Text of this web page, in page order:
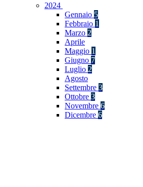
2024
Gennaio 5
Febbraio 1
Marzo 2
Aprile
Maggio 1
Giugno 7
Luglio 2
Agosto
Settembre 3
Ottobre 3
Novembre 6
Dicembre 6